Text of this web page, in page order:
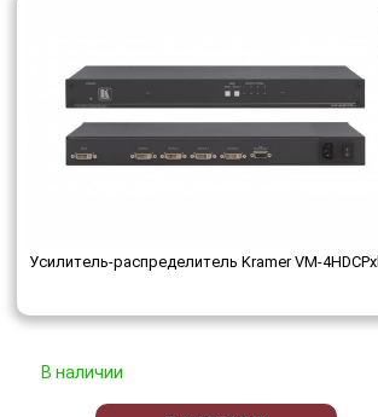
Усилитель-распределитель Kramer VM-4HDCPxl
В наличии